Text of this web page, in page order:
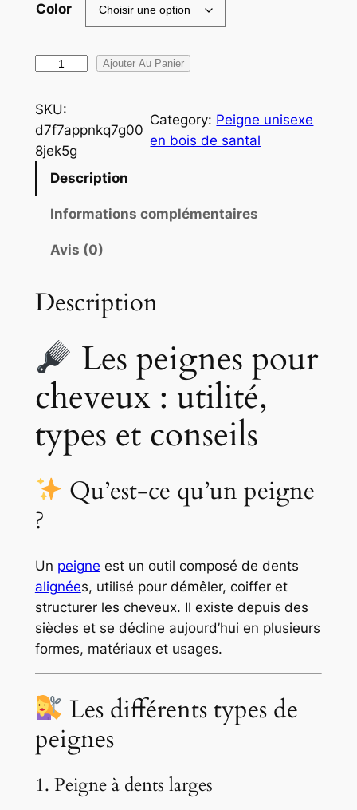
Color
a
n
t
e
i
e
e
b
s
d
p
ê
c
h
e
a
u
e
Ajouter Au Panier
SKU:
d7f7appnkq7g00
8jek5g
Category: Peigne unisexe
en bois de santal
Description
Informations complémentaires
Avis (0)
Description
Les peignes pour
cheveux : utilité,
types et conseils
Qu’est-ce qu’un peigne
?
Un peigne est un outil composé de dents
alignées, utilisé pour démêler, coiffer et
structurer les cheveux. Il existe depuis des
siècles et se décline aujourd’hui en plusieurs
formes, matériaux et usages.
Les différents types de
peignes
1. Peigne à dents larges